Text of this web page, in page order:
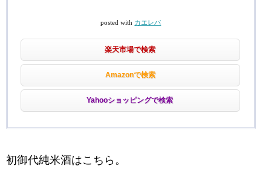
posted with カエレバ
楽天市場で検索
Amazonで検索
Yahooショッピングで検索
初御代純米酒はこちら。